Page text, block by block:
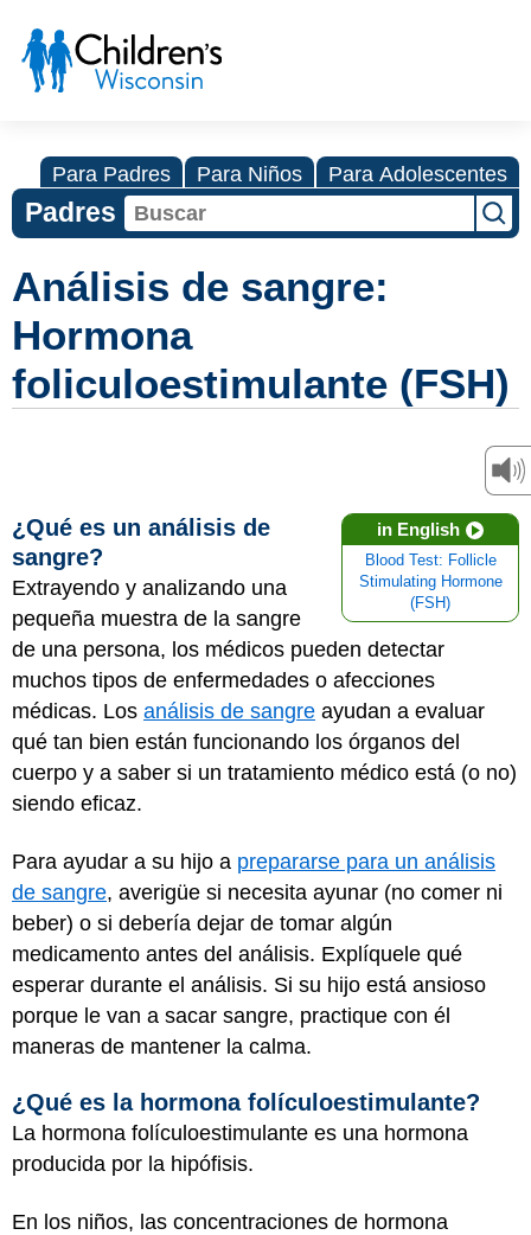
Para Padres Para Niños Para Adolescentes
Padres
Análisis de sangre:
Hormona
foliculoestimulante (FSH)
in English
Blood Test: Follicle
Stimulating Hormone
(FSH)
¿Qué es un análisis de
sangre?
Extrayendo y analizando una
pequeña muestra de la sangre
de una persona, los médicos pueden detectar
muchos tipos de enfermedades o afecciones
médicas. Los análisis de sangre ayudan a evaluar
qué tan bien están funcionando los órganos del
cuerpo y a saber si un tratamiento médico está (o no)
siendo eficaz.
Para ayudar a su hijo a prepararse para un análisis
de sangre, averigüe si necesita ayunar (no comer ni
beber) o si debería dejar de tomar algún
medicamento antes del análisis. Explíquele qué
esperar durante el análisis. Si su hijo está ansioso
porque le van a sacar sangre, practique con él
maneras de mantener la calma.
¿Qué es la hormona folículoestimulante?
La hormona folículoestimulante es una hormona
producida por la hipófisis.
En los niños, las concentraciones de hormona